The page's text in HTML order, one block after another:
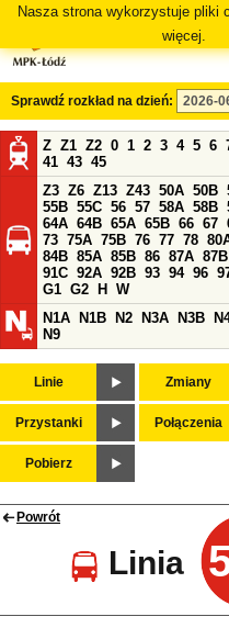
Nasza strona wykorzystuje pliki
więcej.
Sprawdź rozkład na dzień:
Z Z1 Z2 0 1 2 3 4 5 6
41 43 45
Z3 Z6 Z13 Z43 50A 50B
55B 55C 56 57 58A 58B
64A 64B 65A 65B 66 67
73 75A 75B 76 77 78
84B 85A 85B 86 87A 87B
91C 92A 92B 93 94 96
G1 G2 H
W
N1A
N1B N2 N3A N3B
N9
Linie Zmiany
Przystanki Połączenia
Pobierz
Powrót
Linia